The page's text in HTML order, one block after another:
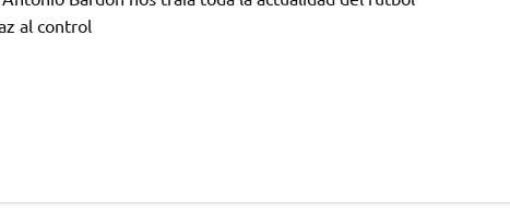
al control